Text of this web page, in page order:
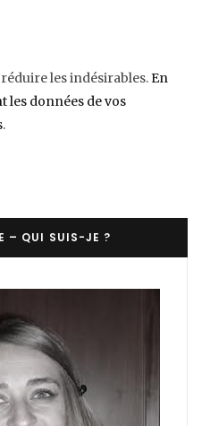
les indésirables.En
les données de vos
.
– QUI SUIS-JE ?